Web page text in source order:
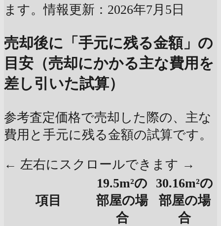
ます。情報更新：2026年7月5日
売却後に「手元に残る金額」の
目安（売却にかかる主な費用を
差し引いた試算）
参考査定価格で売却した際の、主な
費用と手元に残る金額の試算です。
← 左右にスクロールできます →
項目
19.5m²の
部屋の場
合
30.16m²の
部屋の場
合